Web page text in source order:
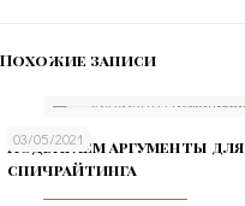
Похожие записи
03/05/2021
Подбираем аргументы для
спичрайтинга